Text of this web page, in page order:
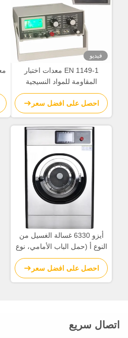
فيديو
EN 1149-1 معدات اختبار
المقاومة للمواد النسيجية
احصل على افضل سعر
أيزو 6330 غسالة الغسيل من
النوع أ (حمل الباب الأمامي، نوع
طبل أفقي)
احصل على افضل سعر
اتصال سريع